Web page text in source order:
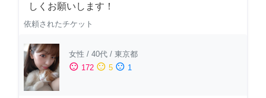
しくお願いします！
依頼されたチケット
女性 / 40代 / 東京都
sentiment_satisfied 172 sentiment_neutral 5 sentiment_dissatisfied 1